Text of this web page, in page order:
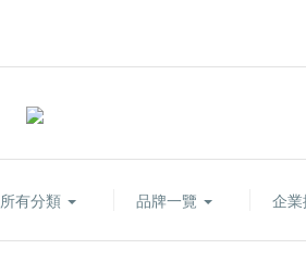
所有分類 品牌一覽 企